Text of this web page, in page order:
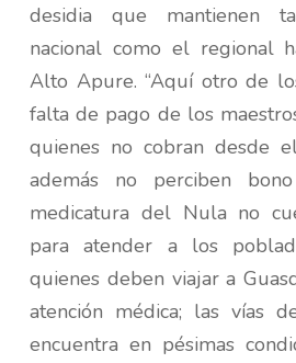
desidia que mantienen
nacional como el regional
Alto Apure. “Aquí otro de
falta de pago de los
quienes no cobran desde
además no perciben
medicatura del Nula no
para atender a los
quienes deben viajar a
atención médica; las vías
encuentra en pésimas